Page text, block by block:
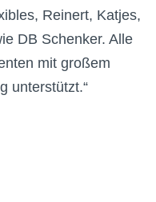
Reinert, Katjes,
DB Schenker. Alle
mit großem
unterstützt.“